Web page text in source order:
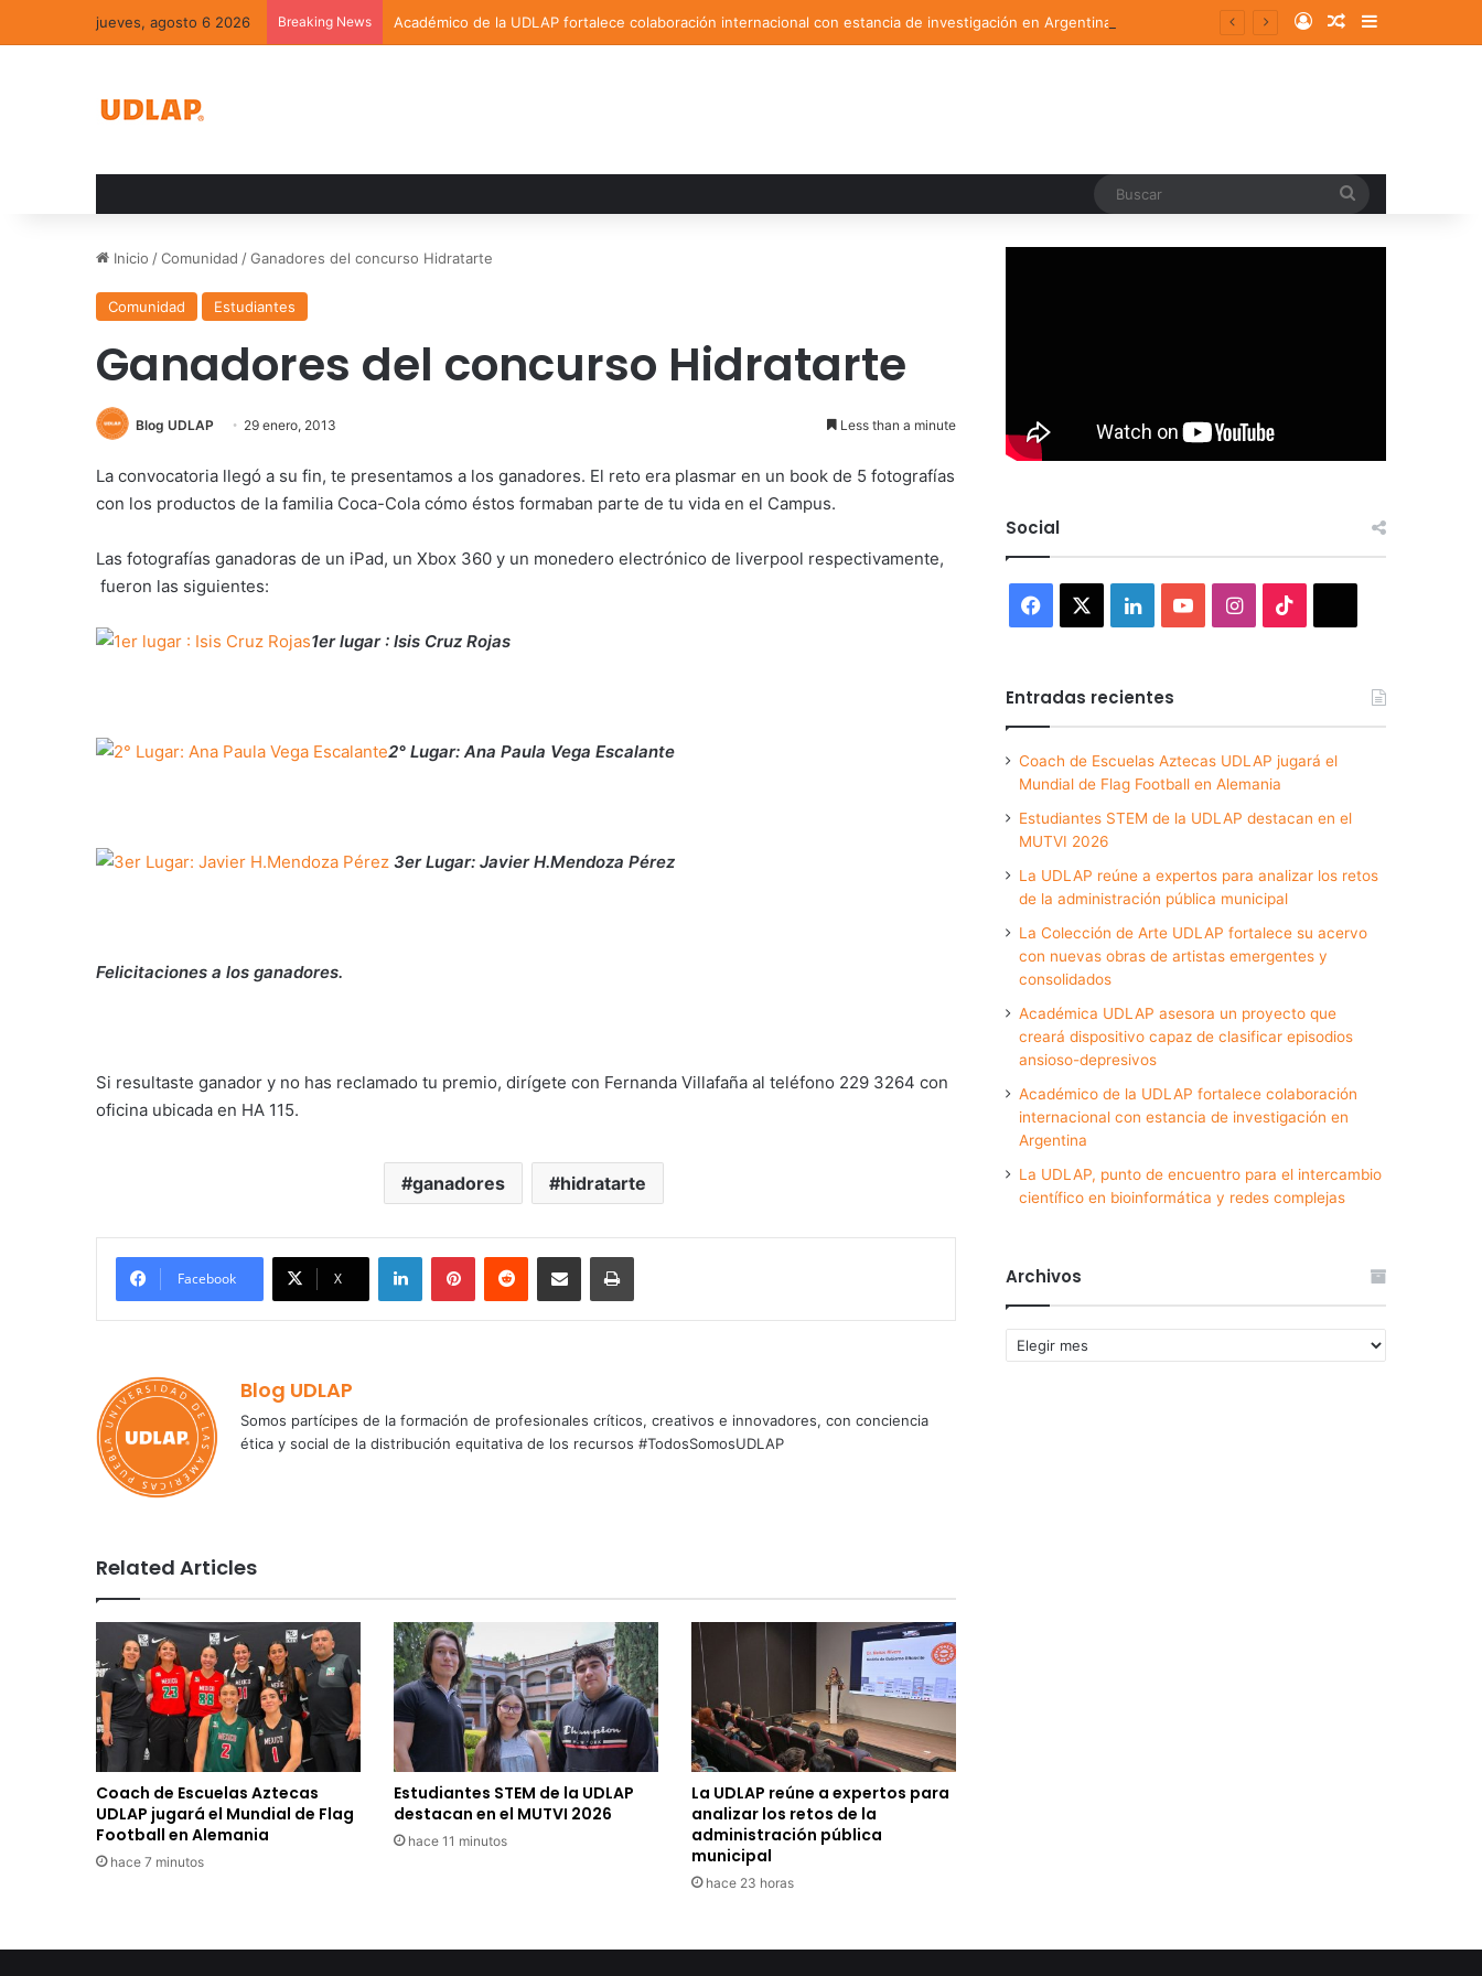
jueves, agosto 6 2026 Breaking News Académico de la UDLAP fortalece colaboración internacional con estancia de investigación en Argentina Log InRandom Article
Sidebar
Inicio /Comunidad /Ganadores del concurso Hidratarte
Comunidad Estudiantes
Ganadores del concurso Hidratarte
Blog UDLAP 29 enero, 2013 Less than a minute
La convocatoria llegó a su fin, te presentamos a los ganadores. El reto era plasmar en un book de 5 fotografías
con los productos de la familia Coca-Cola cómo éstos formaban parte de tu vida en el Campus.
Las fotografías ganadoras de un iPad, un Xbox 360 y un monedero electrónico de liverpool respectivamente,
fueron las siguientes:
1er lugar : Isis Cruz Rojas
2° Lugar: Ana Paula Vega Escalante
3er Lugar: Javier H.Mendoza Pérez
Felicitaciones a los ganadores.
Si resultaste ganador y no has reclamado tu premio, dirígete con Fernanda Villafaña al teléfono 229 3264 con
oficina ubicada en HA 115.
ganadores hidratarte
Facebook X
LinkedInPinterestReddit Share via Email Print
Blog UDLAP
Somos partícipes de la formación de profesionales críticos, creativos e innovadores, con conciencia
ética y social de la distribución equitativa de los recursos #TodosSomosUDLAP
Related Articles
Coach de Escuelas Aztecas
UDLAP jugará el Mundial de Flag
Football en Alemania
hace 7 minutos
Estudiantes STEM de la UDLAP
destacan en el MUTVI 2026
hace 11 minutos
La UDLAP reúne a expertos para
analizar los retos de la
administración pública
municipal
hace 23 horas
Social
Facebook LinkedInYouTubeInstagram
Entradas recientes
Coach de Escuelas Aztecas UDLAP jugará el
Mundial de Flag Football en Alemania
Estudiantes STEM de la UDLAP destacan en el
MUTVI 2026
La UDLAP reúne a expertos para analizar los retos
de la administración pública municipal
La Colección de Arte UDLAP fortalece su acervo
con nuevas obras de artistas emergentes y
consolidados
Académica UDLAP asesora un proyecto que
creará dispositivo capaz de clasificar episodios
ansioso-depresivos
Académico de la UDLAP fortalece colaboración
internacional con estancia de investigación en
Argentina
La UDLAP, punto de encuentro para el intercambio
científico en bioinformática y redes complejas
Archivos
Archivos